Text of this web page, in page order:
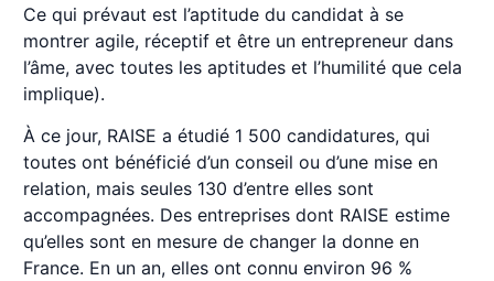
Ce qui prévaut est l’aptitude du candidat à se
montrer agile, réceptif et être un entrepreneur dans
l’âme, avec toutes les aptitudes et l’humilité que cela
implique).
À ce jour, RAISE a étudié 1 500 candidatures, qui
toutes ont bénéficié d’un conseil ou d’une mise en
relation, mais seules 130 d’entre elles sont
accompagnées. Des entreprises dont RAISE estime
qu’elles sont en mesure de changer la donne en
France. En un an, elles ont connu environ 96 %